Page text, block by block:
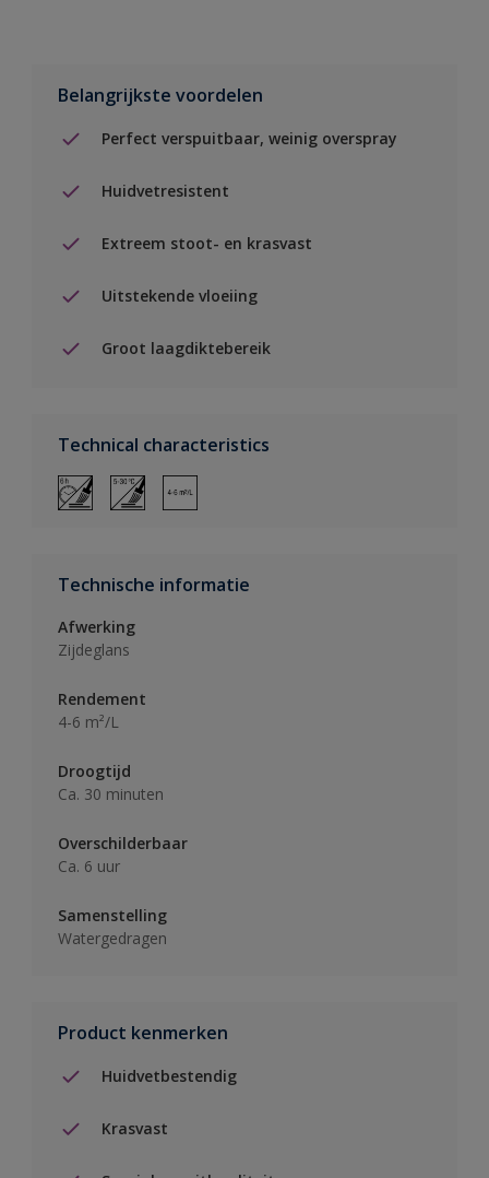
Belangrijkste voordelen
Perfect verspuitbaar, weinig overspray
Huidvetresistent
Extreem stoot- en krasvast
Uitstekende vloeiing
Groot laagdiktebereik
Technical characteristics
Technische informatie
Afwerking
Zijdeglans
Rendement
4-6 m²/L
Droogtijd
Ca. 30 minuten
Overschilderbaar
Ca. 6 uur
Samenstelling
Watergedragen
Product kenmerken
Huidvetbestendig
Krasvast